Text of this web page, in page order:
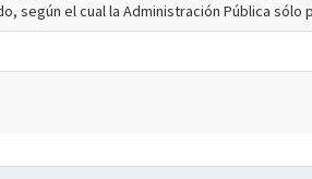
según el cual la Administración Pública